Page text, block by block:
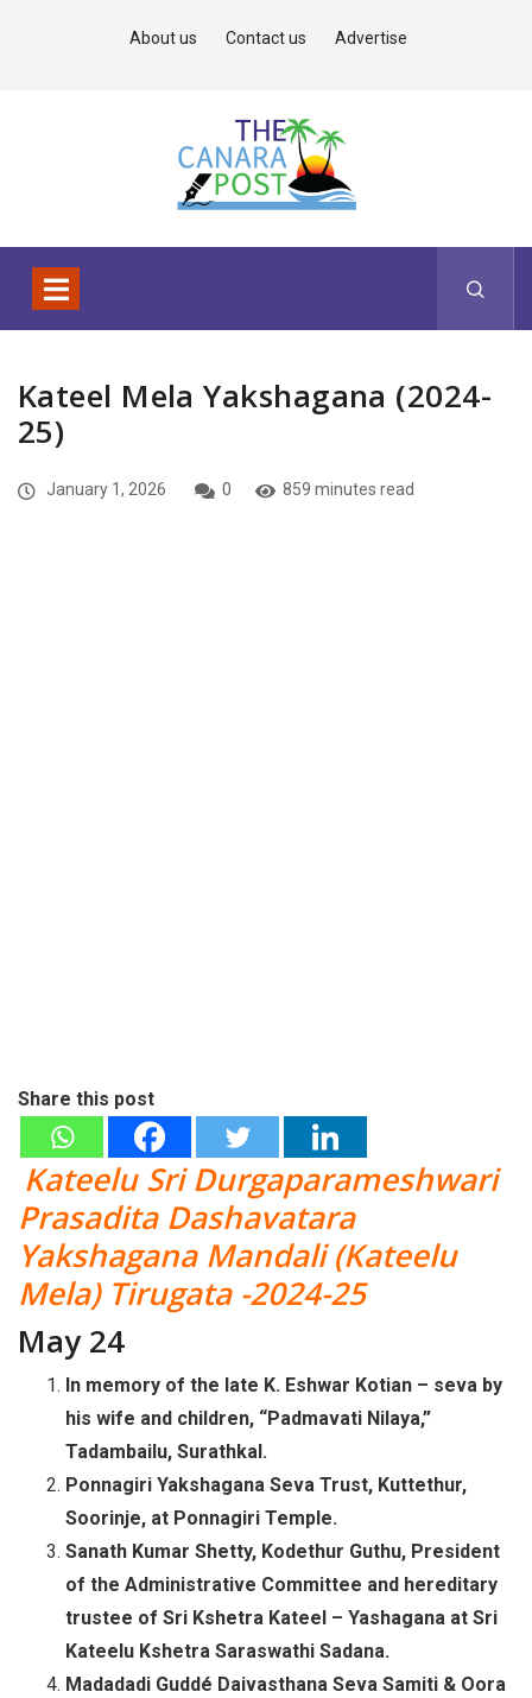
About us Contact us Advertise
Kateel Mela Yakshagana (2024-
25)
January 1, 2026 0 859 minutes read
Share this post
Kateelu Sri Durgaparameshwari
Prasadita Dashavatara
Yakshagana Mandali (Kateelu
Mela) Tirugata -2024-25
May 24
In memory of the late K. Eshwar Kotian – seva by
his wife and children, “Padmavati Nilaya,”
Tadambailu, Surathkal.
Ponnagiri Yakshagana Seva Trust, Kuttethur,
Soorinje, at Ponnagiri Temple.
Sanath Kumar Shetty, Kodethur Guthu, President
of the Administrative Committee and hereditary
trustee of Sri Kshetra Kateel – Yashagana at Sri
Kateelu Kshetra Saraswathi Sadana.
Madadadi Guddé Daivasthana Seva Samiti & Oora